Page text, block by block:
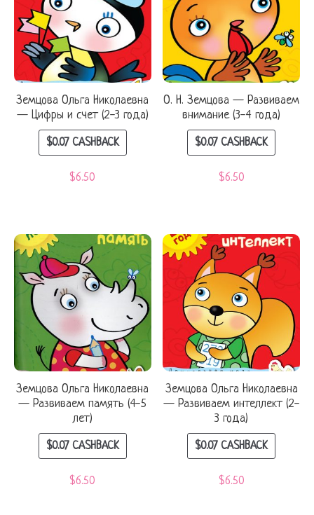
Земцова Ольга Николаевна
— Цифры и счет (2-3 года)
$0.07CASHBACK
$6.50
О. Н. Земцова — Развиваем
внимание (3-4 года)
$0.07CASHBACK
$6.50
Земцова Ольга Николаевна
— Развиваем память (4-5
лет)
$0.07CASHBACK
$6.50
Земцова Ольга Николаевна
— Развиваем интеллект (2-
3 года)
$0.07CASHBACK
$6.50